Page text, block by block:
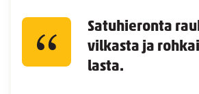
Satuhieronta
vilkasta ja
lasta.